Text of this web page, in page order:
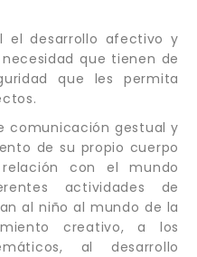
el desarrollo afectivo y
que tienen de
que les permita
comunicación gestual y
de su propio cuerpo
con el mundo
actividades de
al niño al mundo de la
creativo, a los
al desarrollo